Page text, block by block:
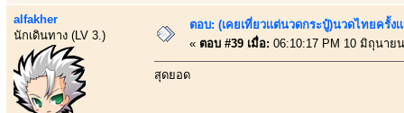
alfakher
นักเดินทาง (LV 3.)
ตอบ: (เคยเที่ยวเเต่นวดกระปู๋)นวดไทยครั้ง
« ตอบ #39 เมื่อ: 06:10:17 PM 10 มิถุนาย
สุดยอด